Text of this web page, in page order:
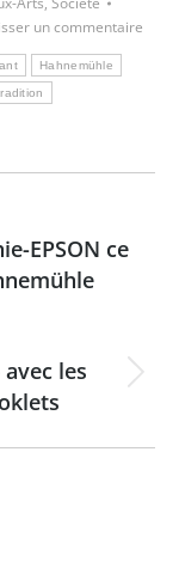
un commentaire
Hahnemühle
EPSON ce
les